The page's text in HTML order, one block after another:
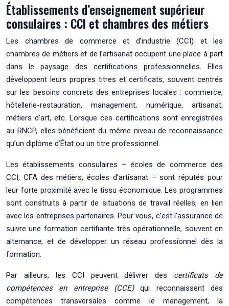
Établissements d’enseignement supérieur
consulaires : CCI et chambres des métiers
Les chambres de commerce et d’industrie (CCI) et les
chambres de métiers et de l’artisanat occupent une place à part
dans le paysage des certifications professionnelles. Elles
développent leurs propres titres et certificats, souvent centrés
sur les besoins concrets des entreprises locales : commerce,
hôtellerie-restauration, management, numérique, artisanat,
métiers d’art, etc. Lorsque ces certifications sont enregistrées
au RNCP, elles bénéficient du même niveau de reconnaissance
qu’un diplôme d’État ou un titre professionnel.
Les établissements consulaires – écoles de commerce des
CCI, CFA des métiers, écoles d’artisanat – sont réputés pour
leur forte proximité avec le tissu économique. Les programmes
sont construits à partir de situations de travail réelles, en lien
avec les entreprises partenaires. Pour vous, c’est l’assurance de
suivre une formation certifiante très opérationnelle, souvent en
alternance, et de développer un réseau professionnel dès la
formation.
Par ailleurs, les CCI peuvent délivrer des certificats de
compétences en entreprise (CCE)qui reconnaissent des
compétences transversales comme le management, la